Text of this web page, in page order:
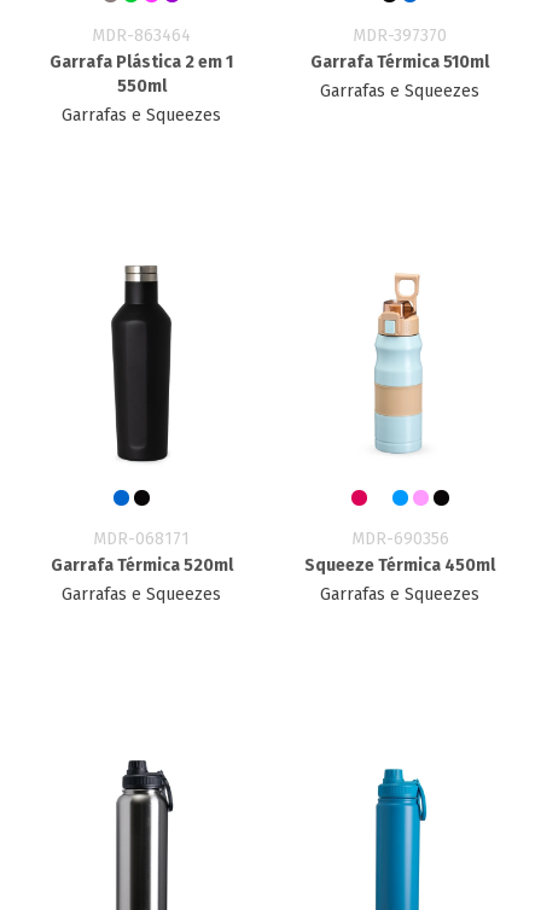
MDR-863464
Garrafa Plástica 2 em 1
550ml
Garrafas e Squeezes
MDR-397370
Garrafa Térmica 510ml
Garrafas e Squeezes
MDR-068171
Garrafa Térmica 520ml
Garrafas e Squeezes
MDR-690356
Squeeze Térmica 450ml
Garrafas e Squeezes